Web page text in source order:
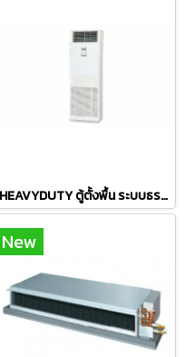
HEAVYDUTY ตู้ตั้งพื้น ระบบธรรมดา ประหยัดไฟ มอก รุ่น FLOOR STANDING TYPE FDF 42-48K น้ำยา R410a คอยล์ทองแดงแท้100%
New